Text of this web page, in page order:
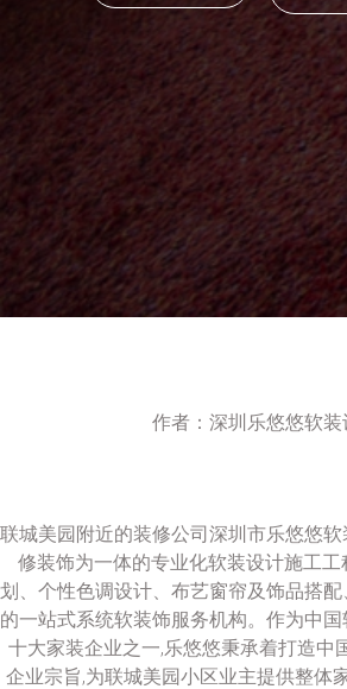
作者：深圳乐悠悠软装
联城美园附近的装修公司深圳市乐悠悠
修装饰为一体的专业化软装设计施工
划、个性色调设计、布艺窗帘及饰品搭
的一站式系统软装饰服务机构。作为中
十大家装企业之一,乐悠悠秉承着打造中
企业宗旨,为联城美园小区业主提供整体